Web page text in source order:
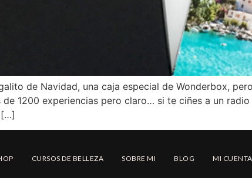
de Navidad, una caja especial de Wonderbox,
de 1200 experiencias pero claro… si te ciñes a un
[…]
CURSOS DE BELLEZA SOBRE MI BLOG MI CUENTA